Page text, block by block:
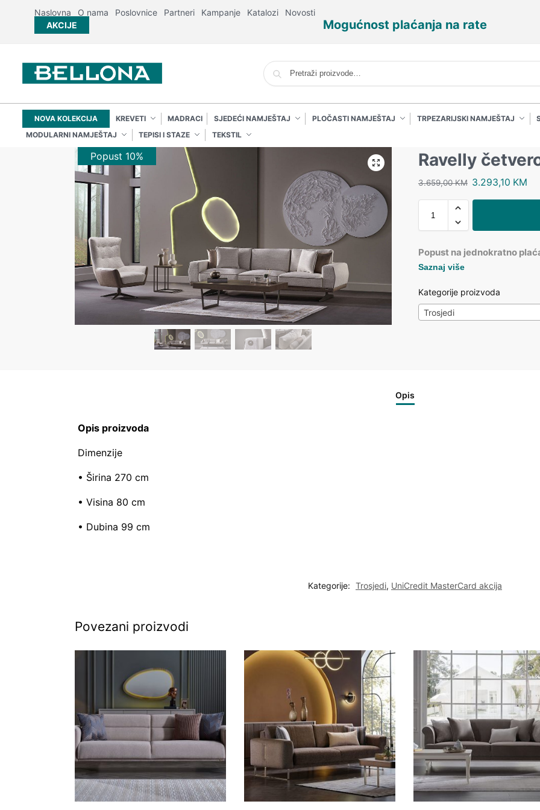
Naslovna O nama Poslovnice Partneri Kampanje Katalozi
Novosti
AKCIJE
Mogućnost plaćanja na rate
NOVA KOLEKCIJA KREVETI MADRACI SJEDEĆI NAMJEŠTAJ PLOČASTI NAMJEŠTAJ TRPEZARIJSKI NAMJEŠTAJ
MODULARNI NAMJEŠTAJ
TEPISI I STAZE TEKSTIL
Popust 10%
Popust 10% Ravelly
3.659,00KM 3.293,10 KM
Popust na jednokratno
Saznaj više
Kategorije proizvoda
Trosjedi
Opis
Opis proizvoda
Dimenzije
• Širina 270 cm
• Visina 80 cm
• Dubina 99 cm
Kategorije: Trosjedi, UniCredit MasterCard akcija
Povezani proizvodi